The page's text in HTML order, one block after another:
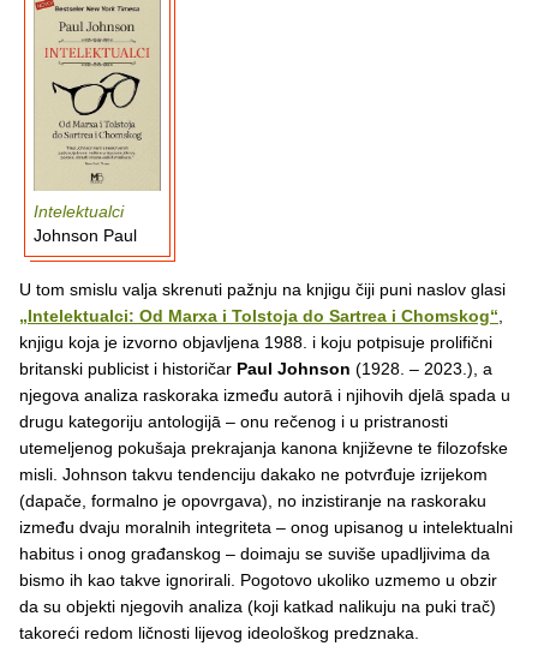
Intelektualci
Johnson Paul
U tom smislu valja skrenuti pažnju na knjigu čiji puni naslov glasi
„Intelektualci: Od Marxa i Tolstoja do Sartrea i Chomskog“,
knjigu koja je izvorno objavljena 1988. i koju potpisuje prolifični
britanski publicist i historičar Paul Johnson (1928. – 2023.), a
njegova analiza raskoraka između autorā i njihovih djelā spada u
drugu kategoriju antologijā – onu rečenog i u pristranosti
utemeljenog pokušaja prekrajanja kanona književne te filozofske
misli. Johnson takvu tendenciju dakako ne potvrđuje izrijekom
(dapače, formalno je opovrgava), no inzistiranje na raskoraku
između dvaju moralnih integriteta – onog upisanog u intelektualni
habitus i onog građanskog – doimaju se suviše upadljivima da
bismo ih kao takve ignorirali. Pogotovo ukoliko uzmemo u obzir
da su objekti njegovih analiza (koji katkad nalikuju na puki trač)
takoreći redom ličnosti lijevog ideološkog predznaka.